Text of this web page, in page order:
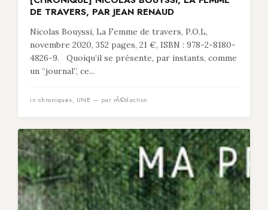
DE TRAVERS, PAR JEAN RENAUD
Nicolas Bouyssi, La Femme de travers, P.O.L,
novembre 2020, 352 pages, 21 €, ISBN : 978-2-8180-
4826-9. Quoiqu’il se présente, par instants, comme
un “journal”, ce...
in chroniques, UNE — par rÃ©daction